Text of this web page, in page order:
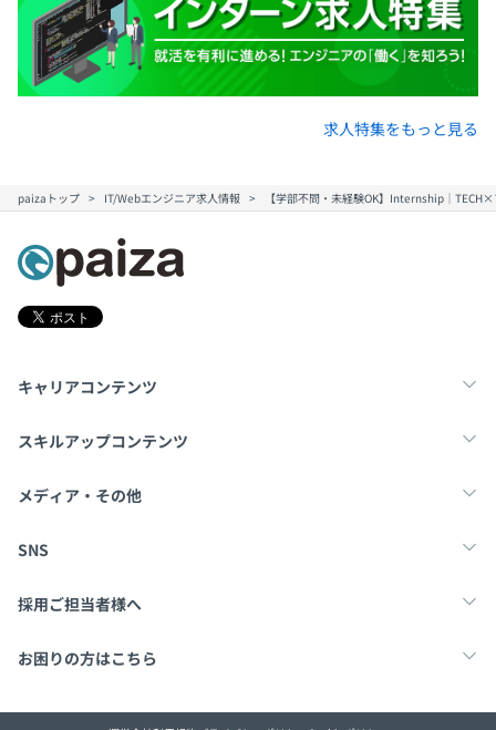
求人特集をもっと見る
paizaトップ IT/Webエンジニア求人情報 【学部不問・未経験OK】Internship│TECH×
キャリアコンテンツ
転職・キャリア
スキルアップコンテンツ
学習
メディア・その他
Tech Team Journal
SNS
X
採用ご担当者様へ
採用・教育をお考えの企業様へ
お困りの方はこちら
paizaとは？ お問い合わせ・FAQ